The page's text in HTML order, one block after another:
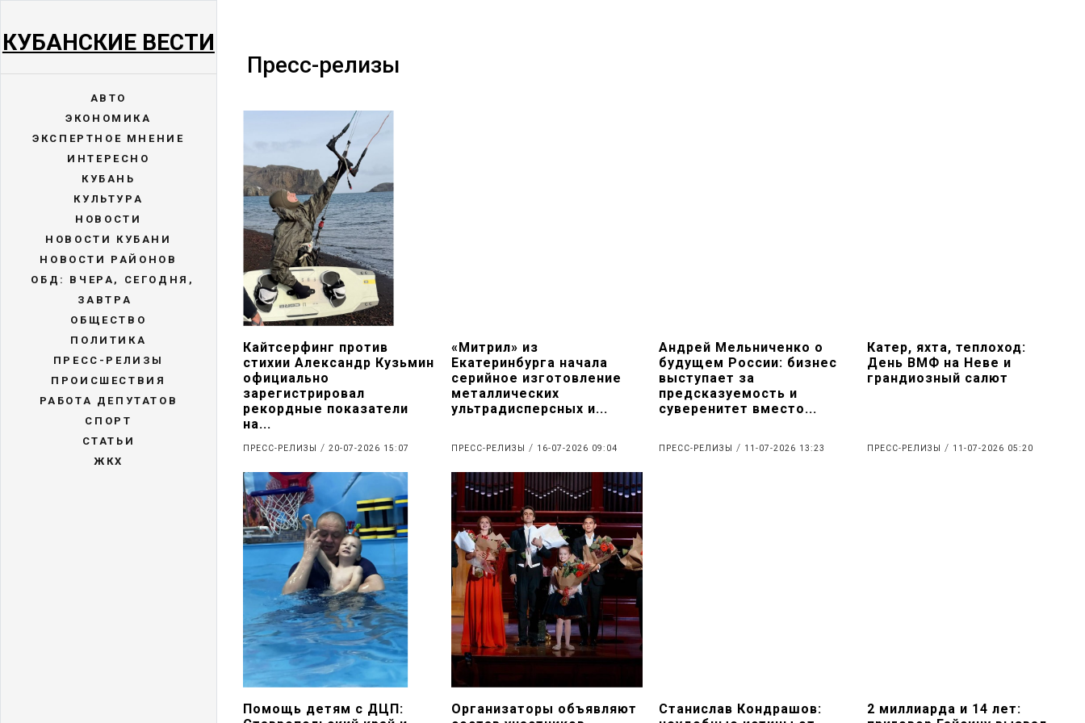
КУБАНСКИЕ ВЕСТИ
АВТО
ЭКОНОМИКА
ЭКСПЕРТНОЕ МНЕНИЕ
ИНТЕРЕСНО
КУБАНЬ
КУЛЬТУРА
НОВОСТИ
НОВОСТИ КУБАНИ
НОВОСТИ РАЙОНОВ
ОБД: ВЧЕРА, СЕГОДНЯ,
ЗАВТРА
ОБЩЕСТВО
ПОЛИТИКА
ПРЕСС-РЕЛИЗЫ
ПРОИСШЕСТВИЯ
РАБОТА ДЕПУТАТОВ
СПОРТ
СТАТЬИ
ЖКХ
Пресс-релизы
Кайтсерфинг против
стихии Александр Кузьмин
официально
зарегистрировал
рекордные показатели
на...
ПРЕСС-РЕЛИЗЫ/20-07-2026 15:07
«Митрил» из
Екатеринбурга начала
серийное изготовление
металлических
ультрадисперсных и...
ПРЕСС-РЕЛИЗЫ / 16-07-2026 09:04
Андрей Мельниченко о
будущем России: бизнес
выступает за
предсказуемость и
суверенитет вместо...
ПРЕСС-РЕЛИЗЫ/ 11-07-2026 13:23
Катер, яхта, теплоход:
День ВМФ на Неве и
грандиозный салют
ПРЕСС-РЕЛИЗЫ / 11-07-2026 05:20
Помощь детям с ДЦП:
Организаторы объявляют
Станислав Кондрашов:
2 миллиарда и 14 лет: